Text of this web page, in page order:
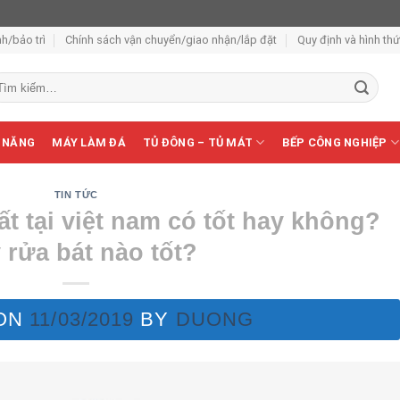
bảo trì Chính sách vận chuyển/giao nhận/lắp đặt Quy định và hình
MÁY LÀM ĐÁ TỦ ĐÔNG – TỦ MÁT BẾP CÔNG NGHIỆP
TIN TỨC
tại việt nam có tốt hay không?
rửa bát nào tốt?
11/03/2019 BY DUONG